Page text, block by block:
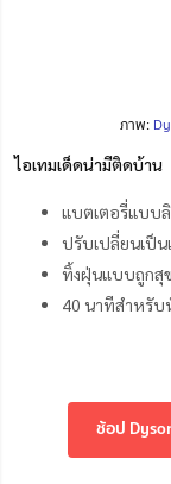
ภาพ:
ไอเทมเด็ดน่ามีติดบ้าน
แบตเตอรี่แบบลิ
ปรับเปลี่ยนเป็น
ทิ้งฝุ่นแบบถูกสุ
40 นาทีสำหรับ
ช้อป